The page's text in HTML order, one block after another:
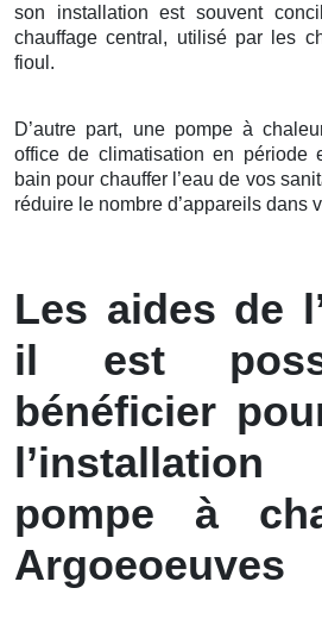
son installation est souvent
chauffage central, utilisé par les
fioul.
D’autre part, une pompe à
office de climatisation en période
bain pour chauffer l’eau de vos
réduire le nombre d’appareils dans
Les aides de
il est
bénéficier
pompe à
Argoeoeuves